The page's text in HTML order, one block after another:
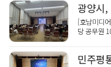
[호남미디
당 공무원